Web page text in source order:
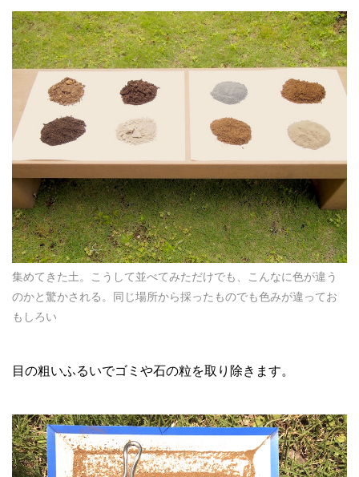
集めてきた土。こうして並べてみただけでも、こんなに色が違う
のかと驚かされる。同じ場所から採ったものでも色みが違ってお
もしろい
目の粗いふるいでゴミや石の粒を取り除きます。